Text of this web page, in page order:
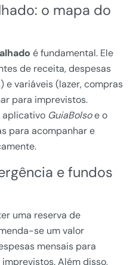
o mapa do
é fundamental. Ele
de receita, despesas
e variáveis (lazer, compras
para imprevistos.
aplicativo GuiaBolsoe o
para acompanhar e
e fundos
uma reserva de
se um valor
mensais para
Além disso,